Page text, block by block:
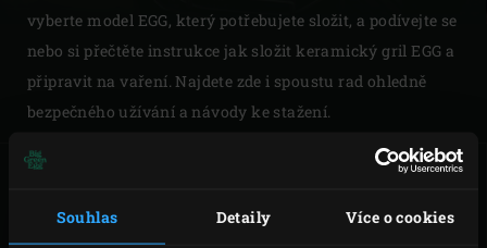
Souhlas Detaily Více o cookies
vyberte model EGG, který potřebujete složit, a podívejte se
nebo si přečtěte instrukce jak složit keramický gril EGG a
připravit na vaření. Najdete zde i spoustu rad ohledně
bezpečného užívání a návody ke stažení.
MONTÁŽ MINI